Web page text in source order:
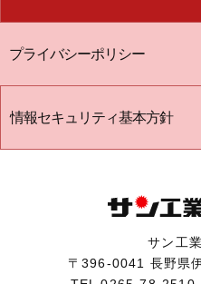
プライバシーポリシー
情報セキュリティ基本方針
サン工
〒396-0041 長野県